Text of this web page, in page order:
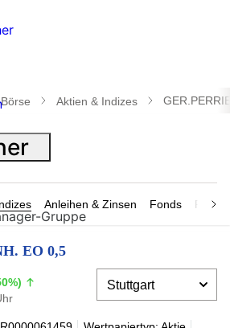
Börse Aktien & Indizes
Anleihen & Zinsen Fonds
EO 0,5
Gruppe